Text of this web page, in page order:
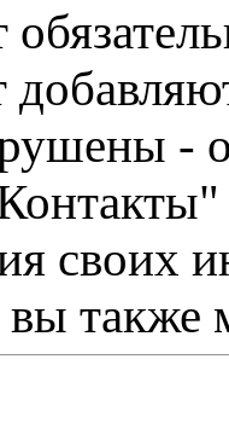
-
своих
также